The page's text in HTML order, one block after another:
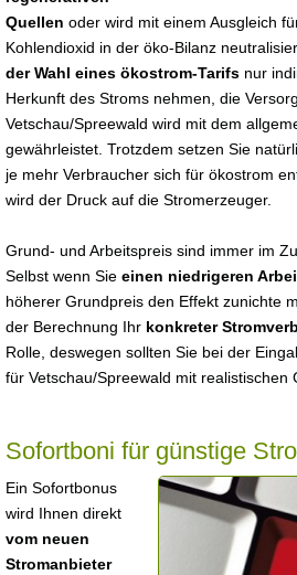
Quellen oder wird mit einem Ausgleich
Kohlendioxid in der öko-Bilanz
der Wahl eines ökostrom-Tarifs nur
Herkunft des Stroms nehmen, die
Vetschau/Spreewald wird mit dem
gewährleistet. Trotzdem setzen Sie
je mehr Verbraucher sich für ökostrom
wird der Druck auf die Stromerzeuger.
Grund- und Arbeitspreis sind immer im
Selbst wenn Sie einen niedrigeren
höherer Grundpreis den Effekt zunichte
der Berechnung Ihr konkreter
Rolle, deswegen sollten Sie bei der
für Vetschau/Spreewald mit realistischen
Sofortboni für günstige
Ein Sofortbonus
wird Ihnen direkt
vom neuen
Stromanbieter